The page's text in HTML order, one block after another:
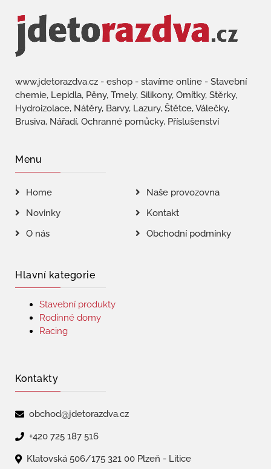
www.jdetorazdva.cz - eshop - stavíme online - Stavební
chemie, Lepidla, Pěny, Tmely, Silikony, Omítky, Stěrky,
Hydroizolace, Nátěry, Barvy, Lazury, Štětce, Válečky,
Brusiva, Nářadí, Ochranné pomůcky, Příslušenství
Menu
Home
Naše provozovna
Novinky
Kontakt
O nás
Obchodní podmínky
Hlavní kategorie
Stavební produkty
Rodinné domy
Racing
Kontakty
obchod@jdetorazdva.cz
+420 725 187 516
Klatovská 506/175 321 00 Plzeň - Litice